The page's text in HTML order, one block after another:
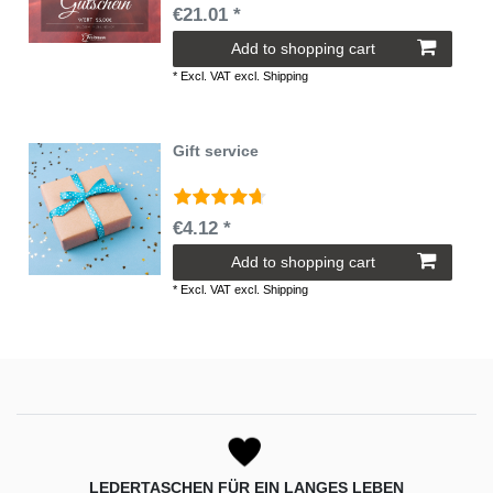
€21.01 *
Add to shopping cart
* Excl. VAT excl.Shipping
Gift service
€4.12 *
Add to shopping cart
*Excl. VAT excl.Shipping
LEDERTASCHEN FÜR EIN LANGES LEBEN